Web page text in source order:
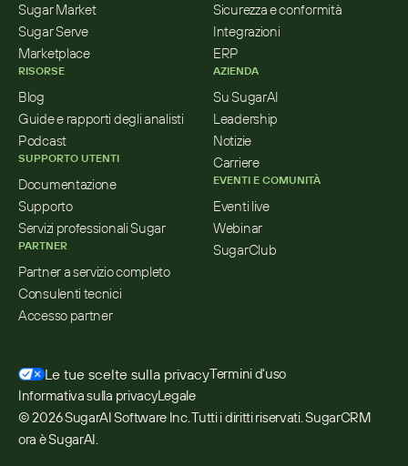
Sugar Market
Sugar Serve
Marketplace
RISORSE
Blog
Guide e rapporti degli analisti
Podcast
SUPPORTO UTENTI
Documentazione
Supporto
Servizi professionali Sugar
PARTNER
Partner a servizio completo
Consulenti tecnici
Accesso partner
Sicurezza e conformità
Integrazioni
ERP
AZIENDA
Su SugarAI
Leadership
Notizie
Carriere
EVENTI E COMUNITÀ
Eventi live
Webinar
SugarClub
Le tue scelte sulla privacyTermini d'uso
Informativa sulla privacyLegale
© 2026 SugarAI Software Inc. Tutti i diritti riservati. SugarCRM
ora è SugarAI.